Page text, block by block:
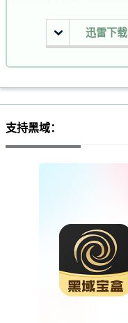
迅雷下载
支持黑域：